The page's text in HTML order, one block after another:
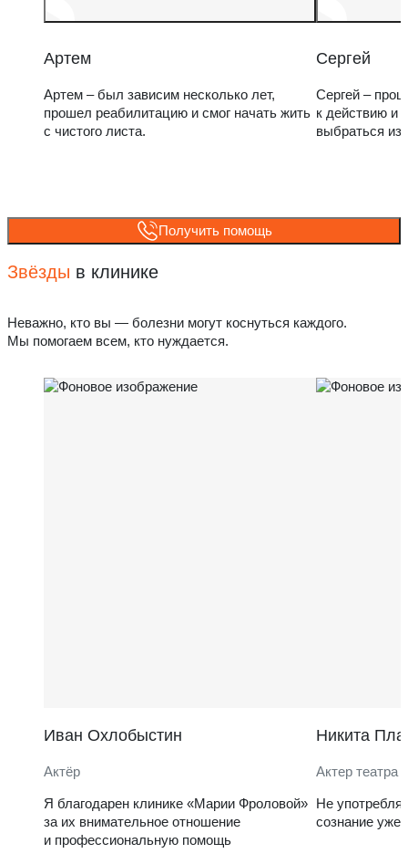
Артем
Артем – был зависим несколько лет,
прошел реабилитацию и смог начать жить
с чистого листа.
Сергей
Сергей –
к действию и
выбраться из
Получить помощь
Звёзды в клинике
Неважно, кто вы — болезни могут коснуться каждого.
Мы помогаем всем, кто нуждается.
Иван Охлобыстин
Актёр
Я благодарен клинике «Марии Фроловой»
за их внимательное отношение
и профессиональную помощь
Никита
Актер театра
Не
сознание уже